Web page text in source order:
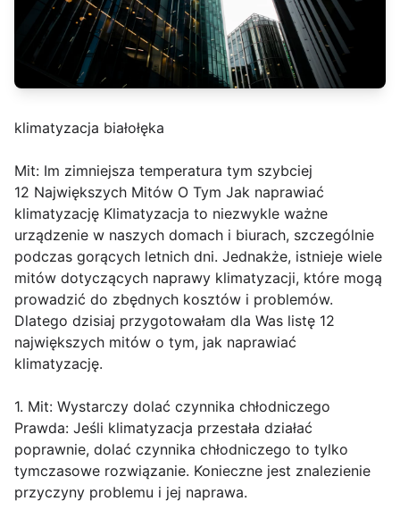
klimatyzacja białołęka
Mit: Im zimniejsza temperatura tym szybciej
12 Największych Mitów O Tym Jak naprawiać
klimatyzację Klimatyzacja to niezwykle ważne
urządzenie w naszych domach i biurach, szczególnie
podczas gorących letnich dni. Jednakże, istnieje wiele
mitów dotyczących naprawy klimatyzacji, które mogą
prowadzić do zbędnych kosztów i problemów.
Dlatego dzisiaj przygotowałam dla Was listę 12
największych mitów o tym, jak naprawiać
klimatyzację.
1. Mit: Wystarczy dolać czynnika chłodniczego
Prawda: Jeśli klimatyzacja przestała działać
poprawnie, dolać czynnika chłodniczego to tylko
tymczasowe rozwiązanie. Konieczne jest znalezienie
przyczyny problemu i jej naprawa.